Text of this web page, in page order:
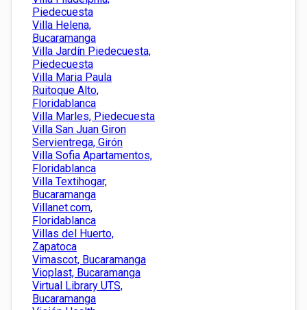
Piedecuesta
Villa Helena,
Bucaramanga
Villa Jardín Piedecuesta,
Piedecuesta
Villa Maria Paula
Ruitoque Alto,
Floridablanca
Villa Marles, Piedecuesta
Villa San Juan Giron
Servientrega, Girón
Villa Sofia Apartamentos,
Floridablanca
Villa Textihogar,
Bucaramanga
Villanet.com,
Floridablanca
Villas del Huerto,
Zapatoca
Vimascot, Bucaramanga
Vioplast, Bucaramanga
Virtual Library UTS,
Bucaramanga